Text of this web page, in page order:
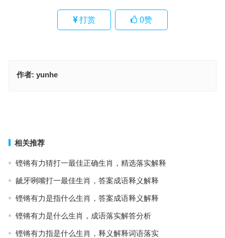
打赏 0赞
作者: yunhe
相关推荐
铿锵有力猜打一最佳正确生肖，精选落实解释
龇牙咧嘴打一最佳生肖，答案成语释义解释
铿锵有力是指什么生肖，答案成语释义解释
铿锵有力是什么生肖，成语落实解答分析
铿锵有力指是什么生肖，释义解释词语落实